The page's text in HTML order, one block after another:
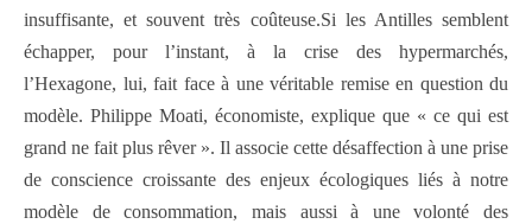
insuffisante, et souvent très coûteuse.Si les Antilles semblent
échapper, pour l’instant, à la crise des hypermarchés,
l’Hexagone, lui, fait face à une véritable remise en question du
modèle. Philippe Moati, économiste, explique que « ce qui est
grand ne fait plus rêver ». Il associe cette désaffection à une prise
de conscience croissante des enjeux écologiques liés à notre
modèle de consommation, mais aussi à une volonté des